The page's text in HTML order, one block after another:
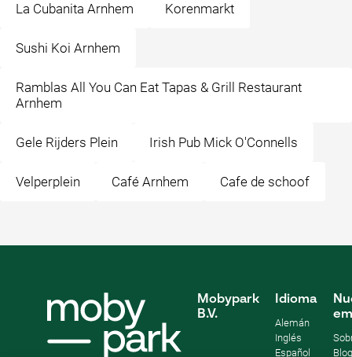
La Cubanita Arnhem Korenmarkt
Sushi Koi Arnhem
Ramblas All You Can Eat Tapas & Grill Restaurant
Arnhem
Gele Rijders Plein Irish Pub Mick O'Connells
Velperplein Café Arnhem Cafe de schoof
Mobypark
B.V.
Idioma
Alemán
Inglés
Español
Blog